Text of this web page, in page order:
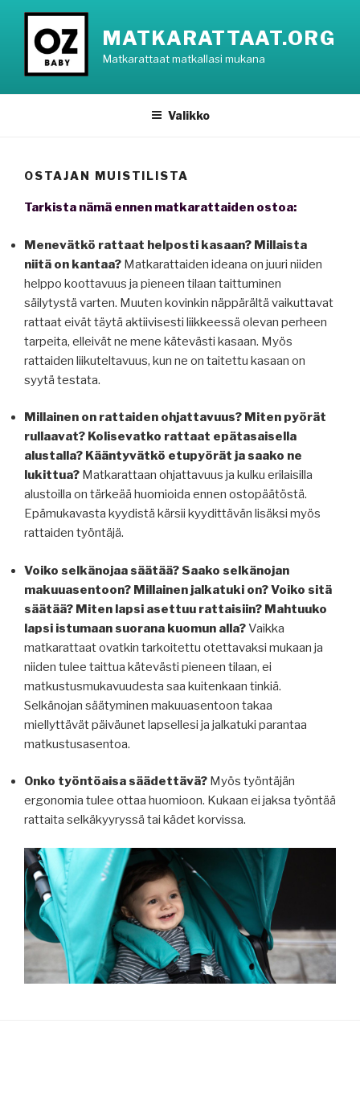
Siirry
sisältöön
MATKARATTAAT.ORG
Matkarattaat matkallasi mukana
Valikko
OSTAJAN MUISTILISTA
Tarkista nämä ennen matkarattaiden ostoa:
Menevätkö rattaat helposti kasaan? Millaista
niitä on kantaa? Matkarattaiden ideana on juuri niiden
helppo koottavuus ja pieneen tilaan taittuminen
säilytystä varten. Muuten kovinkin näppärältä vaikuttavat
rattaat eivät täytä aktiivisesti liikkeessä olevan perheen
tarpeita, elleivät ne mene kätevästi kasaan. Myös
rattaiden liikuteltavuus, kun ne on taitettu kasaan on
syytä testata.
Millainen on rattaiden ohjattavuus? Miten pyörät
rullaavat? Kolisevatko rattaat epätasaisella
alustalla? Kääntyvätkö etupyörät ja saako ne
lukittua? Matkarattaan ohjattavuus ja kulku erilaisilla
alustoilla on tärkeää huomioida ennen ostopäätöstä.
Epämukavasta kyydistä kärsii kyydittävän lisäksi myös
rattaiden työntäjä.
Voiko selkänojaa säätää? Saako selkänojan
makuuasentoon? Millainen jalkatuki on? Voiko sitä
säätää? Miten lapsi asettuu rattaisiin? Mahtuuko
lapsi istumaan suorana kuomun alla?Vaikka
matkarattaat ovatkin tarkoitettu otettavaksi mukaan ja
niiden tulee taittua kätevästi pieneen tilaan, ei
matkustusmukavuudesta saa kuitenkaan tinkiä.
Selkänojan säätyminen makuuasentoon takaa
miellyttävät päiväunet lapsellesi ja jalkatuki parantaa
matkustusasentoa.
Onko työntöaisa säädettävä? Myös työntäjän
ergonomia tulee ottaa huomioon. Kukaan ei jaksa työntää
rattaita selkäkyyryssä tai kädet korvissa.